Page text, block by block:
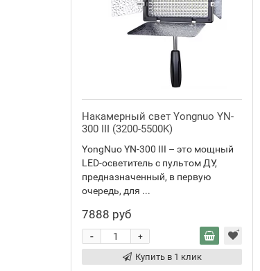
Накамерный свет Yongnuo YN-
300 III (3200-5500K)
YongNuo YN-300 III – это мощный
LED-осветитель с пультом ДУ,
предназначенный, в первую
очередь, для ...
7888 руб
+
-
Купить в 1 клик